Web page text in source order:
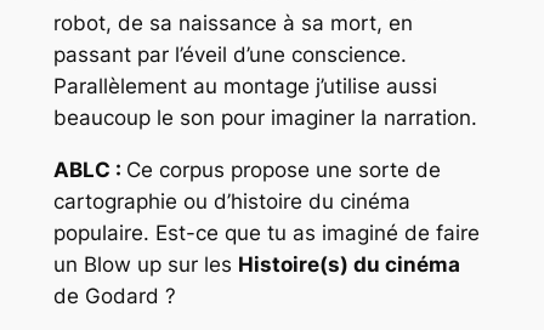
robot, de sa naissance à sa mort, en
passant par l’éveil d’une conscience.
Parallèlement au montage j’utilise aussi
beaucoup le son pour imaginer la narration.
ABLC : Ce corpus propose une sorte de
cartographie ou d’histoire du cinéma
populaire. Est-ce que tu as imaginé de faire
un Blow up sur les Histoire(s) du cinéma
de Godard ?